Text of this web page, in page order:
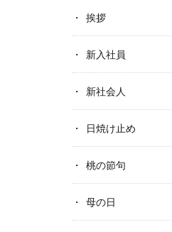
挨拶
新入社員
新社会人
日焼け止め
桃の節句
母の日